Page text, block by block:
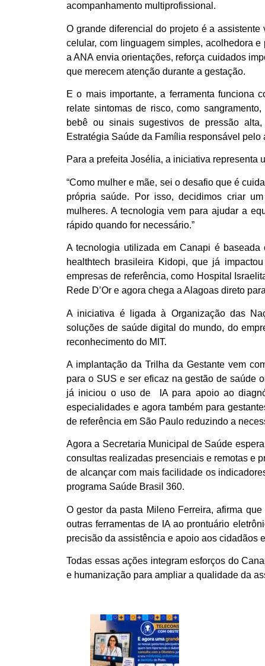
acompanhamento multiprofissional.
O grande diferencial do projeto é a
celular, com linguagem simples, acolhedora
a ANA envia orientações, reforça cuidados
que merecem atenção durante a gestação.
E o mais importante, a ferramenta funciona
relate sintomas de risco, como
bebê ou sinais sugestivos de pressão
Estratégia Saúde da Família responsável
Para a prefeita Josélia, a iniciativa representa
“Como mulher e mãe, sei o desafio que é
própria saúde. Por isso, decidimos criar
mulheres. A tecnologia vem para ajudar a
rápido quando for necessário.”
A tecnologia utilizada em Canapi é
healthtech brasileira Kidopi, que já
empresas de referência, como Hospital
Rede D’Or e agora chega a Alagoas direto
A iniciativa é ligada à Organização das
soluções de saúde digital do mundo, do
reconhecimento do MIT.
A implantação da Trilha da Gestante vem
para o SUS e ser eficaz na gestão de saúde
já iniciou o uso de IA para apoio ao
especialidades e agora também para
de referência em São Paulo reduzindo a
Agora a Secretaria Municipal de Saúde
consultas realizadas presenciais e remotas e
de alcançar com mais facilidade os
programa Saúde Brasil 360.
O gestor da pasta Mileno Ferreira, afirma
outras ferramentas de IA ao prontuário
precisão da assistência e apoio aos cidadãos
Todas essas ações integram esforços do
e humanização para ampliar a qualidade da